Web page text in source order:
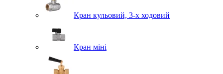
Кран кульовий, 3-х ходовий
Кран міні